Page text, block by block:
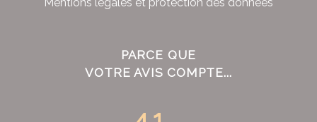
PARCE QUE
VOTRE AVIS COMPTE...